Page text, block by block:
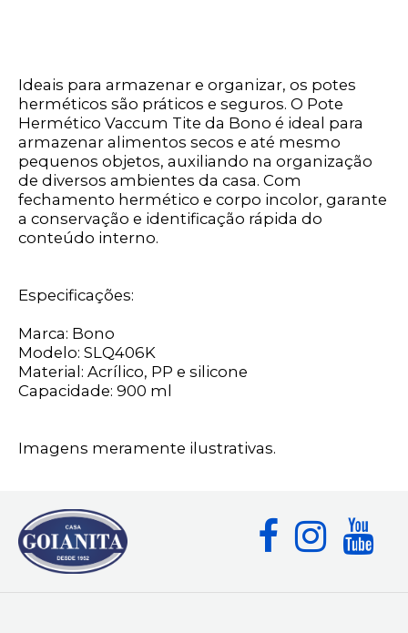
Ideais para armazenar e organizar, os potes
herméticos são práticos e seguros. O Pote
Hermético Vaccum Tite da Bono é ideal para
armazenar alimentos secos e até mesmo
pequenos objetos, auxiliando na organização
de diversos ambientes da casa. Com
fechamento hermético e corpo incolor, garante
a conservação e identificação rápida do
conteúdo interno.
Especificações:
Marca: Bono
Modelo: SLQ406K
Material: Acrílico, PP e silicone
Capacidade: 900 ml
Imagens meramente ilustrativas.